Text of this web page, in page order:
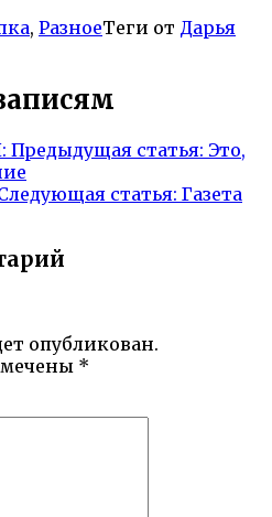
, РазноеТеги от Дарья
Предыдущая статья: Это,
статья: Газета
опубликован.
*